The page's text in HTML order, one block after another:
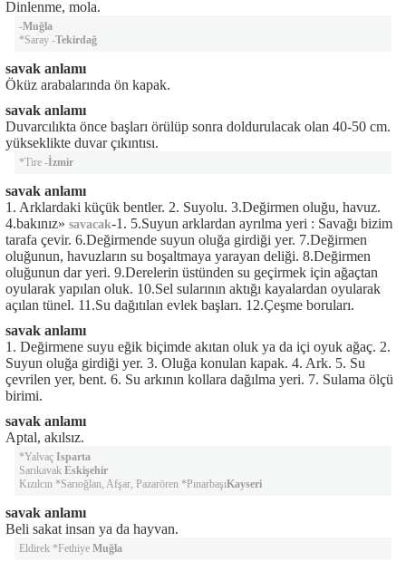
Dinlenme, mola.
-Muğla
*Saray -Tekirdağ
savak anlamı
Öküz arabalarında ön kapak.
savak anlamı
Duvarcılıkta önce başları örülüp sonra doldurulacak olan 40-50 cm.
yükseklikte duvar çıkıntısı.
*Tire -İzmir
savak anlamı
1. Arklardaki küçük bentler. 2. Suyolu. 3.Değirmen oluğu, havuz.
4.bakınız» savacak-1. 5.Suyun arklardan ayrılma yeri : Savağı bizim
tarafa çevir. 6.Değirmende suyun oluğa girdiği yer. 7.Değirmen
oluğunun, havuzların su boşaltmaya yarayan deliği. 8.Değirmen
oluğunun dar yeri. 9.Derelerin üstünden su geçirmek için ağaçtan
oyularak yapılan oluk. 10.Sel sularının aktığı kayalardan oyularak
açılan tünel. 11.Su dağıtılan evlek başları. 12.Çeşme boruları.
savak anlamı
1. Değirmene suyu eğik biçimde akıtan oluk ya da içi oyuk ağaç. 2.
Suyun oluğa girdiği yer. 3. Oluğa konulan kapak. 4. Ark. 5. Su
çevrilen yer, bent. 6. Su arkının kollara dağılma yeri. 7. Sulama ölçü
birimi.
savak anlamı
Aptal, akılsız.
*Yalvaç Isparta
Sarıkavak Eskişehir
Kızılcın *Sarıoğlan, Afşar, Pazarören *PınarbaşıKayseri
savak anlamı
Beli sakat insan ya da hayvan.
Eldirek *Fethiye Muğla